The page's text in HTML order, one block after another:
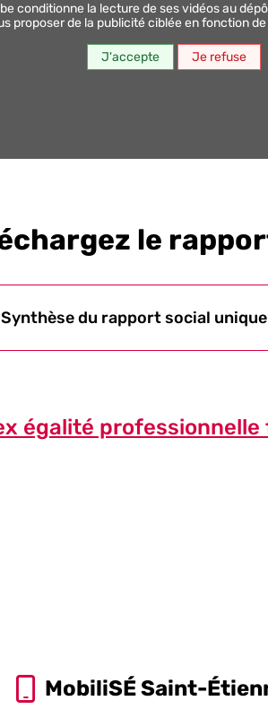
proposer de la publicité ciblée en fonction
J'accepte Je refuse
le
Synthèse du rapport social
égalité
MobiliSÉ Saint-